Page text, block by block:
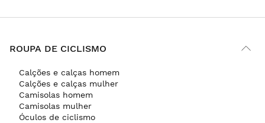
ROUPA DE CICLISMO
Calções e calças homem
Calções e calças mulher
Camisolas homem
Camisolas mulher
Óculos de ciclismo